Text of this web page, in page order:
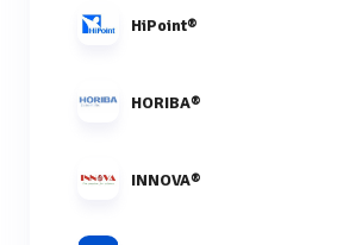
HiPoint®
HORIBA®
INNOVA®